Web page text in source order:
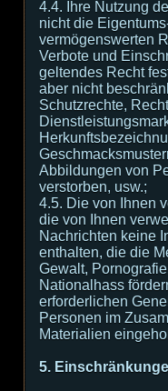
4.4. Ihre Nutzung
nicht die
vermögenswerten
Verbote und
geltendes Recht
aber nicht
Schutzrechte,
Abbildungen von
verstorben, usw.;
4.5. Die von Ihnen
die von Ihnen
Nachrichten keine
enthalten, die die
Gewalt,
Nationalhass
erforderlichen
Personen im
Materialien
5.